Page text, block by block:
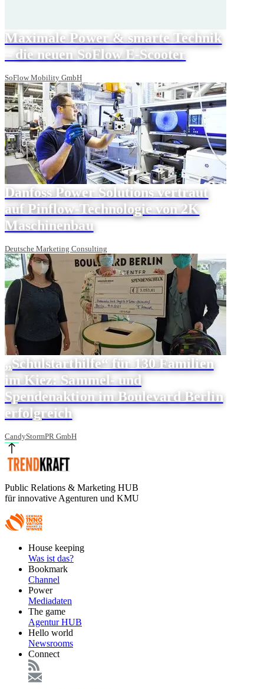
Maximale Power & smarte Technik
– die neuen SoFlow E-Scooter
SoFlow Mobility GmbH
Danfoss Power Solutions vertraut
auf Pinflow-Technologie von 2K
Maschinenbau
Deutsche Marketing Consulting
„Schulstarthilfe“ für 130 Familien
im Kiez: Sammel- und
Spendenaktion im Boulevard Berlin
erfolgreich
CandyStormPR GmbH
Public Relations & Marketing HUB
für innovative Agenturen und KMU
FooterHouse keeping
Was ist das?
Bookmark
Channel
Power
Mediadaten
The game
Agentur HUB
Hello world
Newsrooms
Connect